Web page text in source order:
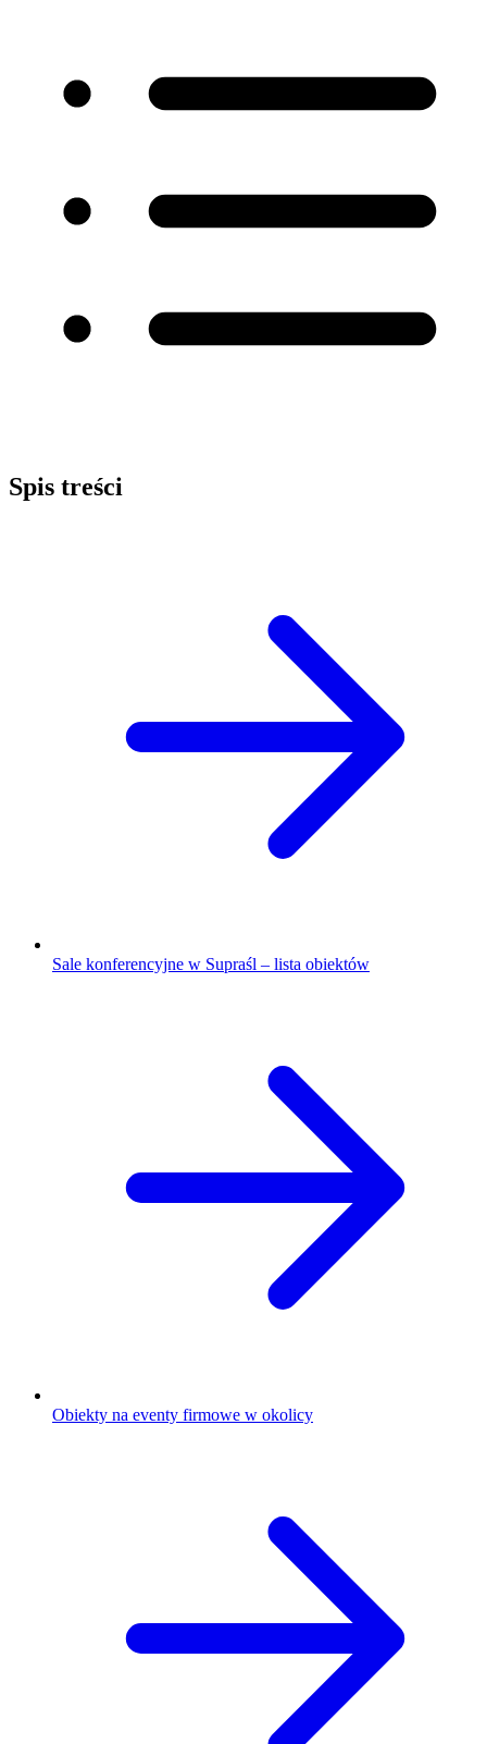
Spis treści
Sale konferencyjne w Supraśl – lista obiektów
Obiekty na eventy firmowe w okolicy